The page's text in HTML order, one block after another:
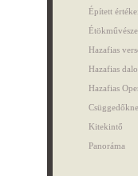
Épített
Hazafias
Hazafias
Hazafias
Kitekintő
Panoráma